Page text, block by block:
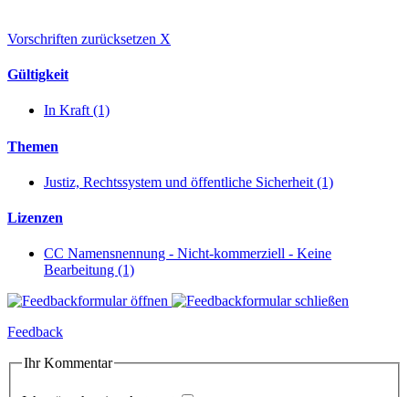
Vorschriften zurücksetzen X
Gültigkeit
In Kraft (1)
Themen
Justiz, Rechtssystem und öffentliche Sicherheit (1)
Lizenzen
CC Namensnennung - Nicht-kommerziell - Keine
Bearbeitung (1)
Feedback
Ihr Kommentar